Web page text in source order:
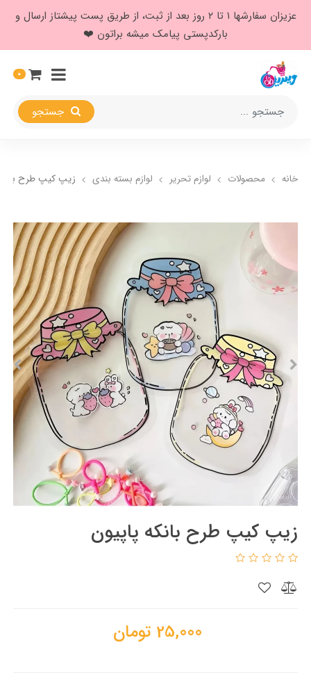
عزیزان سفارشها ۱ تا ۲ روز بعد از ثبت، از طریق پست پیشتاز ارسال و
بارکدپستی پیامک میشه براتون ❤️
0
خانه محصولات لوازم تحریر لوازم بسته بندی زیپ کیپ طرح
زیپ کیپ طرح بانکه پاپیون
25,000 تومان